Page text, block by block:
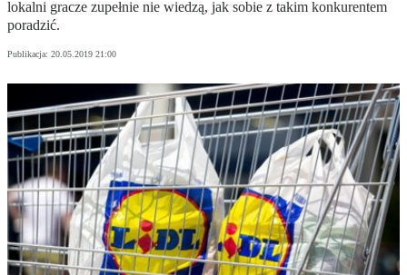
lokalni gracze zupełnie nie wiedzą, jak sobie z takim konkurentem
poradzić.
Publikacja: 20.05.2019 21:00